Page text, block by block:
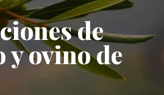
de
ovino de